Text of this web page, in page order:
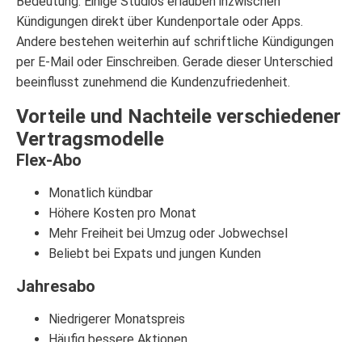
Kündigungen direkt über Kundenportale oder Apps.
Andere bestehen weiterhin auf schriftliche Kündigungen
per E-Mail oder Einschreiben. Gerade dieser Unterschied
beeinflusst zunehmend die Kundenzufriedenheit.
Vorteile und Nachteile verschiedener
Vertragsmodelle
Flex-Abo
Monatlich kündbar
Höhere Kosten pro Monat
Mehr Freiheit bei Umzug oder Jobwechsel
Beliebt bei Expats und jungen Kunden
Jahresabo
Niedrigerer Monatspreis